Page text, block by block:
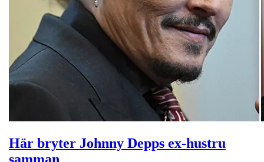
Här bryter Johnny Depps ex-hustru